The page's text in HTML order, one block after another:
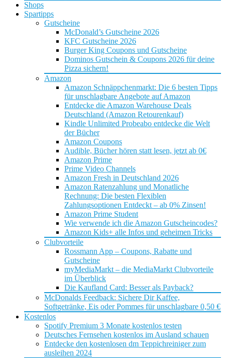
Shops
Spartipps
Gutscheine
McDonald’s Gutscheine 2026
KFC Gutscheine 2026
Burger King Coupons und Gutscheine
Dominos Gutschein & Coupons 2026 für deine
Pizza sichern!
Amazon
Amazon Schnäppchenmarkt: Die 6 besten Tipps
für unschlagbare Angebote auf Amazon
Entdecke die Amazon Warehouse Deals
Deutschland (Amazon Retourenkauf)
Kindle Unlimited Probeabo entdecke die Welt
der Bücher
Amazon Coupons
Audible, Bücher hören statt lesen, jetzt ab 0€
Amazon Prime
Prime Video Channels
Amazon Fresh in Deutschland 2026
Amazon Ratenzahlung und Monatliche
Rechnung: Die besten Flexiblen
Zahlungsoptionen Entdeckt – ab 0% Zinsen!
Amazon Prime Student
Wie verwende ich die Amazon Gutscheincodes?
Amazon Kids+ alle Infos und geheimen Tricks
Clubvorteile
Rossmann App – Coupons, Rabatte und
Gutscheine
myMediaMarkt – die MediaMarkt Clubvorteile
im Überblick
Die Kaufland Card: Besser als Payback?
McDonalds Feedback: Sichere Dir Kaffee,
Softgetränke, Eis oder Pommes für unschlagbare 0,50 €
Kostenlos
Spotify Premium 3 Monate kostenlos testen
Deutsches Fernsehen kostenlos im Ausland schauen
Entdecke den kostenlosen dm Teppichreiniger zum
ausleihen 2024